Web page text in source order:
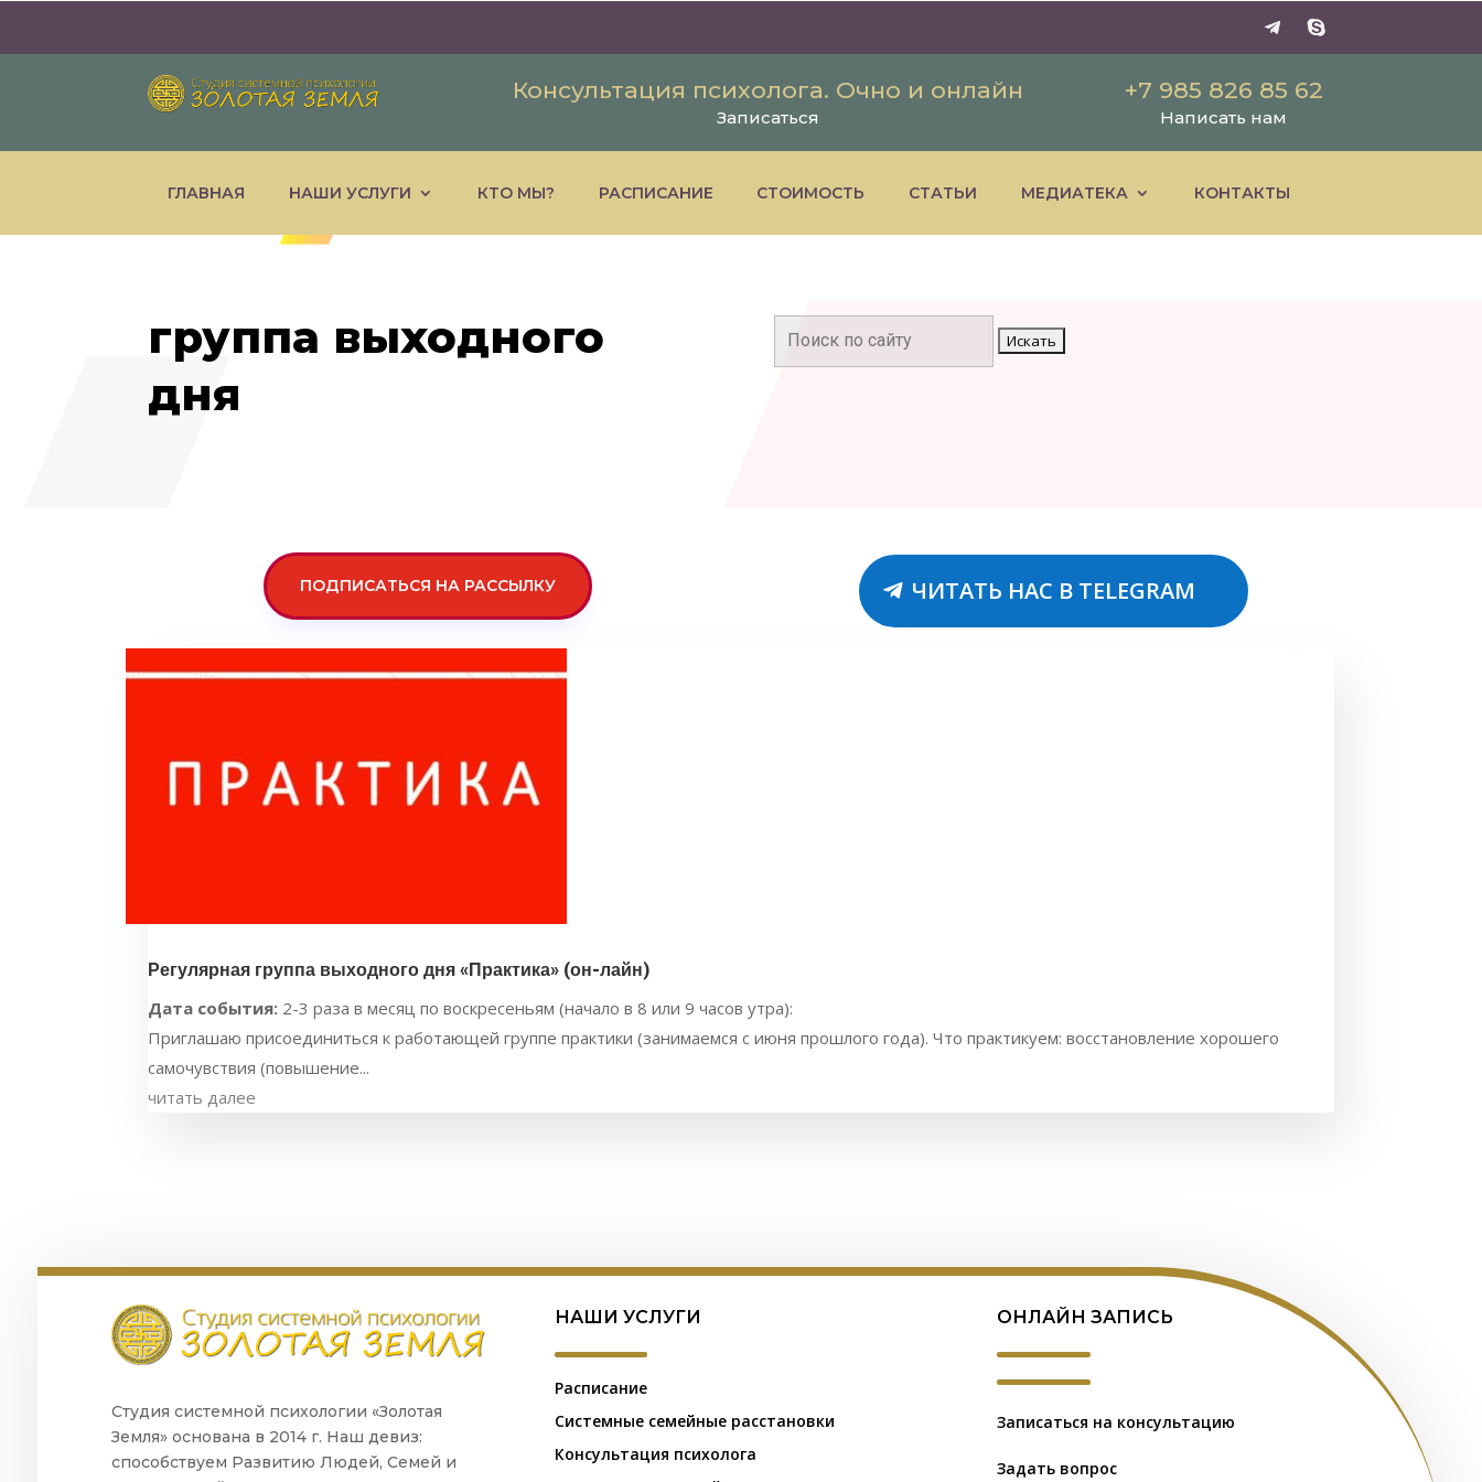
Консультация психолога. Очно и онлайн
Записаться
+7 985 826 85 62
Написать нам
ГЛАВНАЯ НАШИ УСЛУГИ КТО МЫ? РАСПИСАНИЕ СТОИМОСТЬ СТАТЬИ МЕДИАТЕКА КОНТАКТЫ
группа выходного
дня
ПОДПИСАТЬСЯ НА РАССЫЛКУ ЧИТАТЬ НАС В TELEGRAM
Регулярная группа выходного дня «Практика» (он-лайн)
Дата события: 2-3 раза в месяц по воскресеньям (начало в 8 или 9 часов утра):
Приглашаю присоединиться к работающей группе практики (занимаемся с июня прошлого года). Что практикуем: восстановление хорошего
самочувствия (повышение...
читать далее
Студия системной психологии «Золотая
Земля» основана в 2014 г. Наш девиз:
способствуем Развитию Людей, Семей и
НАШИ УСЛУГИ
Расписание
Системные семейные расстановки
Консультация психолога
ОНЛАЙН ЗАПИСЬ
Записаться на консультацию
Задать вопрос